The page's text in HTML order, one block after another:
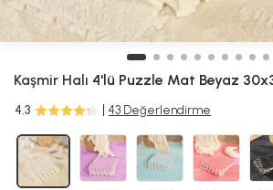
Kaşmir Halı 4'lü Puzzle Mat Beyaz
4.3 43 Değerlendirme